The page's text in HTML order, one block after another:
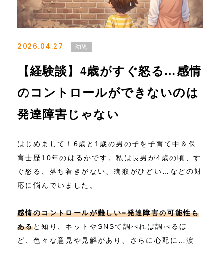
2026.04.27 幼児
【経験談】4歳がすぐ怒る…感情
のコントロールができないのは
発達障害じゃない
はじめまして！6歳と1歳の男の子を子育て中＆保
育士歴10年のはるかです。私は長男が4歳の頃、す
ぐ怒る、落ち着きがない、癇癪がひどい…などの対
応に悩んでいました。
感情のコントロールが難しい=発達障害の可能性も
あると知り、ネットやSNSで調べれば調べるほ
ど、色々な意見や見解があり、さらに心配に…涙